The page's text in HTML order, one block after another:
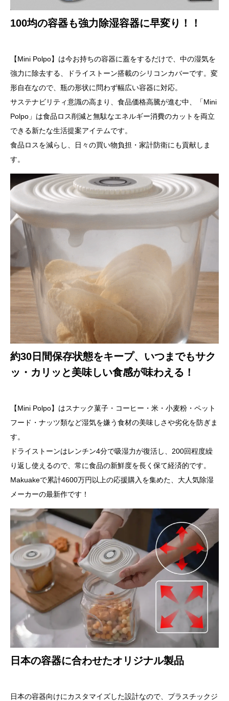
100均の容器も強力除湿容器に早変り！！
【Mini Polpo】は今お持ちの容器に蓋をするだけで、中の湿気を
強力に除去する、ドライストーン搭載のシリコンカバーです。変
形自在なので、瓶の形状に問わず幅広い容器に対応。
サステナビリティ意識の高まり、食品価格高騰が進む中、「Mini
Polpo」は食品ロス削減と無駄なエネルギー消費のカットを両立
できる新たな生活提案アイテムです。
食品ロスを減らし、日々の買い物負担・家計防衛にも貢献しま
す。
約30日間保存状態をキープ、いつまでもサク
ッ・カリッと美味しい食感が味わえる！
【Mini Polpo】はスナック菓子・コーヒー・米・小麦粉・ペット
フード・ナッツ類など湿気を嫌う食材の美味しさや劣化を防ぎま
す。
ドライストーンはレンチン4分で吸湿力が復活し、200回程度繰
り返し使えるので、常に食品の新鮮度を長く保て経済的です。
Makuakeで累計4600万円以上の応援購入を集めた、大人気除湿
メーカーの最新作です！
日本の容器に合わせたオリジナル製品
日本の容器向けにカスタマイズした設計なので、プラスチックジ